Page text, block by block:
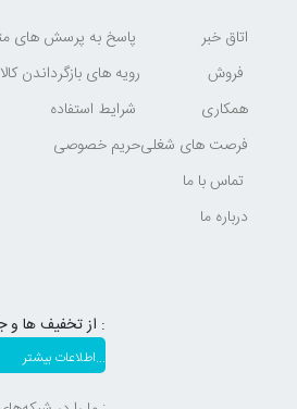
رویه های بازگرداندن کالا
حریم خصوصی
اتاق خبر
همکاری
فرصت های شغلی
درباره ما
از تخفیف ها و جدیدترین ها با خبر شوید :
اطلاعات بیشتر...